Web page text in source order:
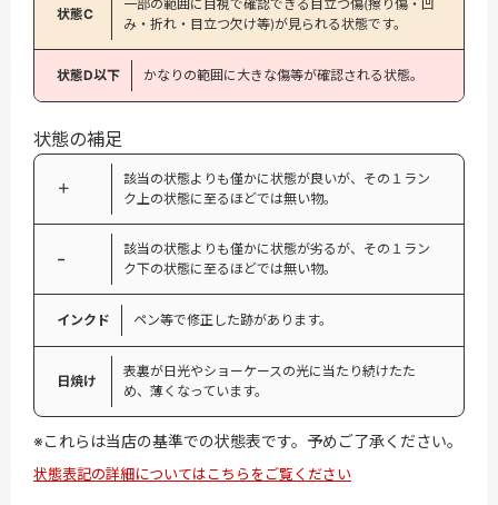
状態C
一部の範囲に目視で確認できる目立つ傷(擦り傷・凹
み・折れ・目立つ欠け等)が見られる状態です。
状態D以下 かなりの範囲に大きな傷等が確認される状態。
状態の補足
＋
該当の状態よりも僅かに状態が良いが、その１ラン
ク上の状態に至るほどでは無い物。
−
該当の状態よりも僅かに状態が劣るが、その１ラン
ク下の状態に至るほどでは無い物。
インクド ペン等で修正した跡があります。
日焼け
表裏が日光やショーケースの光に当たり続けたた
め、薄くなっています。
※これらは当店の基準での状態表です。予めご了承ください。
状態表記の詳細についてはこちらをご覧ください